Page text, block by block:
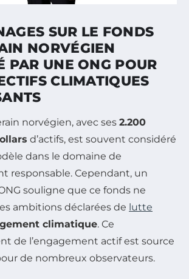
SUR LE FONDS
NORVÉGIEN
PAR UNE ONG POUR
CLIMATIQUES
norvégien, avec ses 2.200
d’actifs, est souvent considéré
dans le domaine de
responsable. Cependant, un
souligne que ce fonds ne
ambitions déclarées de lutte
climatique. Ce
de l’engagement actif est source
de nombreux observateurs.